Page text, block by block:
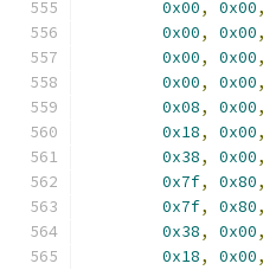
0x00, 0x00,
0x00, 0x00,
0x00, 0x00,
0x00, 0x00,
0x08, 0x00,
0x18, 0x00,
0x38, 0x00,
0x7f, 0x80,
0x7f, 0x80,
0x38, 0x00,
0x18, 0x00,